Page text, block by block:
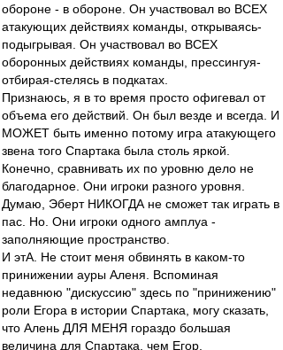
обороне - в обороне. Он участвовал во ВСЕХ
атакующих действиях команды, открываясь-
подыгрывая. Он участвовал во ВСЕХ
оборонных действиях команды, прессингуя-
отбирая-стелясь в подкатах.
Признаюсь, я в то время просто офигевал от
объема его действий. Он был везде и всегда. И
МОЖЕТ быть именно потому игра атакующего
звена того Спартака была столь яркой.
Конечно, сравнивать их по уровню дело не
благодарное. Они игроки разного уровня.
Думаю, Эберт НИКОГДА не сможет так играть в
пас. Но. Они игроки одного амплуа -
заполняющие пространство.
И этА. Не стоит меня обвинять в каком-то
принижении ауры Аленя. Вспоминая
недавнюю "дискуссию" здесь по "принижению"
роли Егора в истории Спартака, могу сказать,
что Алень ДЛЯ МЕНЯ гораздо большая
величина для Спартака, чем Егор.